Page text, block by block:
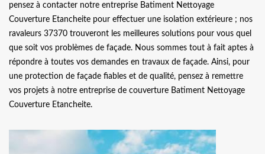
pensez à contacter notre entreprise Batiment Nettoyage
Couverture Etancheite pour effectuer une isolation extérieure ; nos
ravaleurs 37370 trouveront les meilleures solutions pour vous quel
que soit vos problèmes de façade. Nous sommes tout à fait aptes à
répondre à toutes vos demandes en travaux de façade. Ainsi, pour
une protection de façade fiables et de qualité, pensez à remettre
vos projets à notre entreprise de couverture Batiment Nettoyage
Couverture Etancheite.